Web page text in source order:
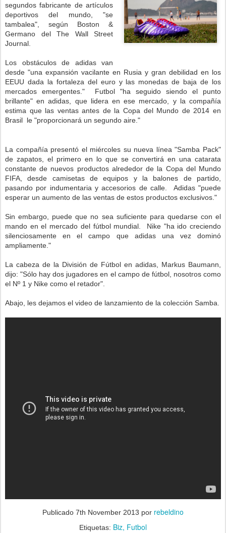
segundos fabricante de artículos
deportivos del mundo, "se
tambalea", según Boston &
Germano del The Wall Street
Journal.
Los obstáculos de adidas van
desde "una expansión vacilante en Rusia y gran debilidad en los
EEUU dada la fortaleza del euro y las monedas de baja de los
mercados emergentes." Futbol "ha seguido siendo el punto
brillante" en adidas, que lidera en ese mercado, y la compañía
estima que las ventas antes de la Copa del Mundo de 2014 en
Brasil le "proporcionará un segundo aire."
La compañía presentó el miércoles su nueva línea "Samba Pack"
de zapatos, el primero en lo que se convertirá en una catarata
constante de nuevos productos alrededor de la Copa del Mundo
FIFA, desde camisetas de equipos y la balones de partido,
pasando por indumentaria y accesorios de calle. Adidas "puede
esperar un aumento de las ventas de estos productos exclusivos."
Sin embargo, puede que no sea suficiente para quedarse con el
mando en el mercado del fútbol mundial. Nike "ha ido creciendo
silenciosamente en el campo que adidas una vez dominó
ampliamente."
La cabeza de la División de Fútbol en adidas, Markus Baumann,
dijo: "Sólo hay dos jugadores en el campo de fútbol, nosotros como
el Nº 1 y Nike como el retador".
Abajo, les dejamos el video de lanzamiento de la colección Samba.
Publicado 7th November 2013 por rebeldino
Etiquetas: Biz Futbol